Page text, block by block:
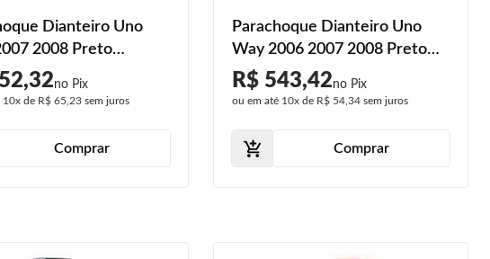
Dianteiro Uno
2008 Preto
10xde R$ 65,23sem juros
Comprar
Parachoque Dianteiro Uno
Way 2006 2007 2008 Preto
Texturizado
R$ 543,42
ou em até 10x de R$ 54,34 sem juros
Comprar